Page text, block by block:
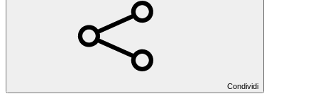
Condividi